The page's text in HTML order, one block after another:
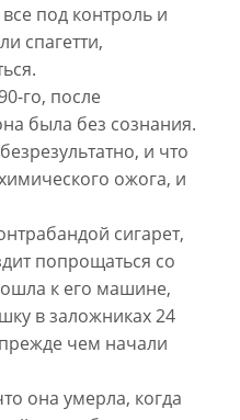
под контроль и
спагетти,
го, после
была без сознания.
и что
ожога, и
сигарет,
попрощаться со
к его машине,
в заложниках 24
чем начали
она умерла, когда